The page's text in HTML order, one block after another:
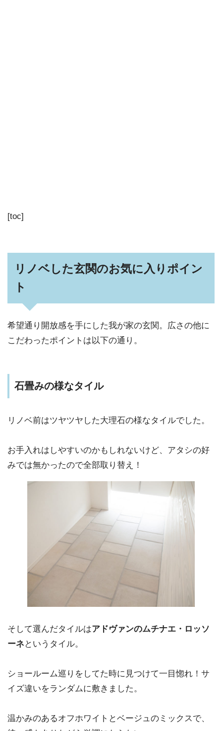
[toc]
リノベした玄関のお気に入りポイン
ト
希望通り開放感を手にした我が家の玄関。広さの他に
こだわったポイントは以下の通り。
石畳みの様なタイル
リノベ前はツヤツヤした大理石の様なタイルでした。
お手入れはしやすいのかもしれないけど、アタシの好
みでは無かったので全部取り替え！
そして選んだタイルはアドヴァンのムチナエ・ロッソ
ーネ というタイル。
ショールーム巡りをしてた時に見つけて一目惚れ！サ
イズ違いをランダムに敷きました。
温かみのあるオフホワイトとベージュのミックスで、